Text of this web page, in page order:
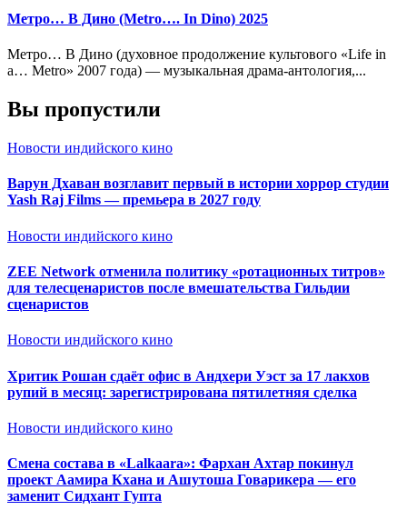
Метро… В Дино (Metro…. In Dino) 2025
Метро… В Дино (духовное продолжение культового «Life in
a… Metro» 2007 года) — музыкальная драма-антология,...
Вы пропустили
Новости индийского кино
Варун Дхаван возглавит первый в истории хоррор студии
Yash Raj Films — премьера в 2027 году
Новости индийского кино
ZEE Network отменила политику «ротационных титров»
для телесценаристов после вмешательства Гильдии
сценаристов
Новости индийского кино
Хритик Рошан сдаёт офис в Андхери Уэст за 17 лакхов
рупий в месяц: зарегистрирована пятилетняя сделка
Новости индийского кино
Смена состава в «Lalkaara»: Фархан Ахтар покинул
проект Аамира Кхана и Ашутоша Говарикера — его
заменит Сидхант Гупта